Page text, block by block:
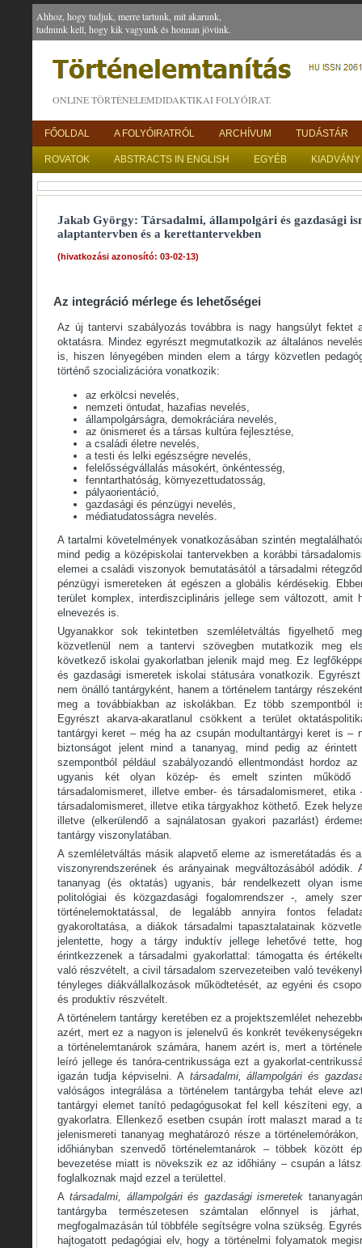
Ahhoz, hogy tudjuk, merre tartunk, mit akarunk,
tudnunk kell, hogy kik vagyunk és honnan jövünk.
ONLINE TÖRTÉNELEMDIDAKTIKAI FOLYÓIRAT.
FŐOLDAL A FOLYÓIRATRÓL ARCHÍVUM TUDÁSTÁR
ROVATOK ABSTRACTS IN ENGLISH EGYÉB
Jakab György: Társadalmi, állampolgári és gazdasági
alaptantervben és a kerettantervekben
(hivatkozási azonosító: 03-02-13)
Az integráció mérlege és lehetőségei
Az új tantervi szabályozás továbbra is nagy hangsúlyt fektet
oktatásra. Mindez egyrészt megmutatkozik az általános
is, hiszen lényegében minden elem a tárgy közvetlen
történő szocializációra vonatkozik:
az erkölcsi nevelés,
nemzeti öntudat, hazafias nevelés,
állampolgárságra, demokráciára nevelés,
az önismeret és a társas kultúra fejlesztése,
a családi életre nevelés,
a testi és lelki egészségre nevelés,
felelősségvállalás másokért, önkéntesség,
fenntarthatóság, környezettudatosság,
pályaorientáció,
gazdasági és pénzügyi nevelés,
médiatudatosságra nevelés.
A tartalmi követelmények vonatkozásában szintén
mind pedig a középiskolai tantervekben a korábbi
elemei a családi viszonyok bemutatásától a társadalmi
pénzügyi ismereteken át egészen a globális kérdésekig.
terület komplex, interdiszciplináris jellege sem változott, amit
elnevezés is.
Ugyanakkor sok tekintetben szemléletváltás figyelhető
közvetlenül nem a tantervi szövegben mutatkozik meg
következő iskolai gyakorlatban jelenik majd meg. Ez
és gazdasági ismeretek iskolai státusára vonatkozik.
nem önálló tantárgyként, hanem a történelem tantárgy
meg a továbbiakban az iskolákban. Ez több szempontból
Egyrészt akarva-akaratlanul csökkent a terület
tantárgyi keret – még ha az csupán modultantárgyi keret is –
biztonságot jelent mind a tananyag, mind pedig az
szempontból például szabályozandó ellentmondást hordoz
ugyanis két olyan közép- és emelt szinten működő
társadalomismeret, illetve ember- és társadalomismeret,
társadalomismeret, illetve etika tárgyakhoz köthető. Ezek
illetve (elkerülendő a sajnálatosan gyakori pazarlást)
tantárgy viszonylatában.
A szemléletváltás másik alapvető eleme az ismeretátadás és
viszonyrendszerének és arányainak megváltozásából adódik.
tananyag (és oktatás) ugyanis, bár rendelkezett olyan
politológiai és közgazdasági fogalomrendszer -, amely
történelemoktatással, de legalább annyira fontos
gyakoroltatása, a diákok társadalmi tapasztalatainak
jelentette, hogy a tárgy induktív jellege lehetővé tette,
érintkezzenek a társadalmi gyakorlattal: támogatta és
való részvételt, a civil társadalom szervezeteiben való
tényleges diákvállalkozások működtetését, az egyéni és
és produktív részvételt.
A történelem tantárgy keretében ez a projektszemlélet
azért, mert ez a nagyon is jelenelvű és konkrét
a történelemtanárok számára, hanem azért is, mert a
leíró jellege és tanóra-centrikussága ezt a gyakorlat-
igazán tudja képviselni. Atársadalmi, állampolgári és
valóságos integrálása a történelem tantárgyba tehát eleve
tantárgyi elemet tanító pedagógusokat fel kell készíteni egy,
gyakorlatra. Ellenkező esetben csupán írott malaszt marad a
jelenismereti tananyag meghatározó része a
időhiányban szenvedő történelemtanárok – többek között
bevezetése miatt is növekszik ez az időhiány – csupán a
foglalkoznak majd ezzel a területtel.
A társadalmi, állampolgári és gazdasági ismeretek
tantárgyba természetesen számtalan előnnyel is
megfogalmazásán túl többféle segítségre volna szükség.
hajtogatott pedagógiai elv, hogy a történelmi folyamatok